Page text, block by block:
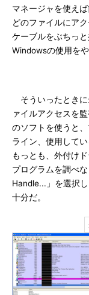
マネージャを使え
どのファイルにア
ケーブルをぶちっ
Windowsの使用を
そういったときに
ァイルアクセスを
のソフトを使うと
ライン、使用して
もっとも、外付け
プログラムを調べ
Handle...」を選択
十分だ。